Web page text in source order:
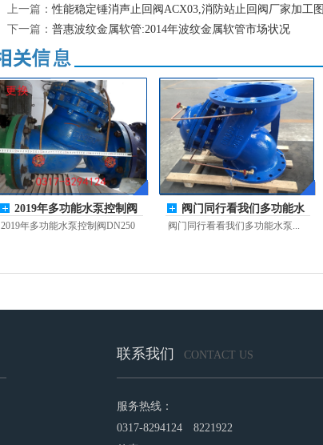
上一篇：性能稳定锤消声止回阀ACX03,消防站止回阀厂家加工图
下一篇： 普惠波纹金属软管:2014年波纹金属软管市场状况
2019年多功能水泵控制阀
DN250旧换新
2019年多功能水泵控制阀DN250
阀门同行看我们多功能水
泵控制阀
阀门同行看看我们多功能水泵...
联系我们 CONTACT US
服务热线：
0317-8294124 8221922